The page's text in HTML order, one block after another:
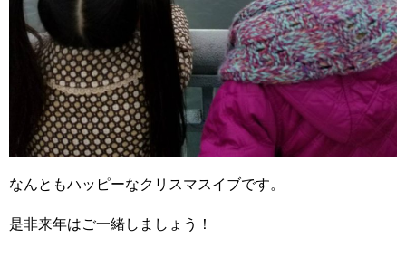
なんともハッピーなクリスマスイブです。
是非来年はご一緒しましょう！